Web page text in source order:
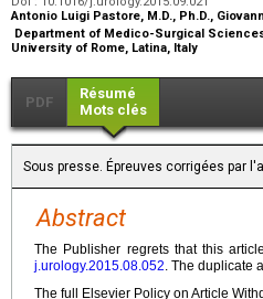
Antonio Luigi Pastore, M.D., Ph.D.,
Department of Medico-Surgical
University of Rome, Latina, Italy
PDF
Résumé
Mots clés
Sous presse. Épreuves corrigées par
Abstract
The Publisher regrets that this
j.urology.2015.08.052 . The duplicate
The full Elsevier Policy on Article